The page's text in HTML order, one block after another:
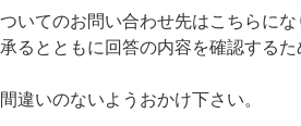
いてのお問い合わせ先はこちらにな
るとともに回答の内容を確認する
違いのないようおかけ下さい。